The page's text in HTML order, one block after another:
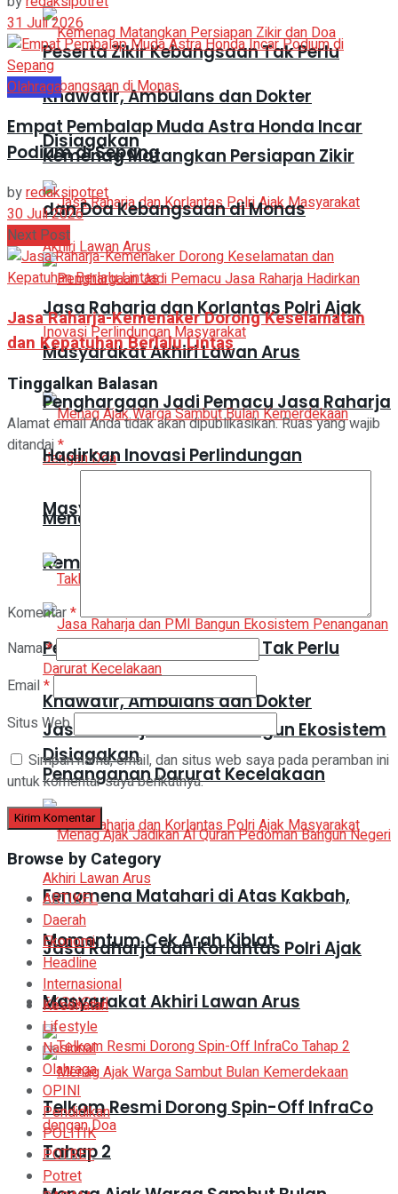
Peserta Zikir Kebangsaan Tak Perlu
Khawatir, Ambulans dan Dokter
Disiagakan
Jasa Raharja dan Korlantas Polri Ajak
Masyarakat Akhiri Lawan Arus
Menag Ajak Warga Sambut Bulan
Kemerdekaan dengan Doa
Jasa Raharja dan PMI Bangun Ekosistem
Penanganan Darurat Kecelakaan
Fenomena Matahari di Atas Kakbah,
Momentum Cek Arah Kiblat
EKONOMI
Telkom Resmi Dorong Spin-Off InfraCo
Tahap 2
Kemenag Matangkan Persiapan Zikir
dan Doa Kebangsaan di Monas
Penghargaan Jadi Pemacu Jasa Raharja
Hadirkan Inovasi Perlindungan
Masyarakat
Peserta Zikir Kebangsaan Tak Perlu
Khawatir, Ambulans dan Dokter
Disiagakan
Jasa Raharja dan Korlantas Polri Ajak
Masyarakat Akhiri Lawan Arus
31 Juli 2026
Olahraga
Empat Pembalap Muda Astra Honda Incar
Podium di Sepang
byredaksipotret
30 Juli 2026
Next Post
Jasa Raharja-Kemenaker Dorong Keselamatan
dan Kepatuhan Berlalu Lintas
Tinggalkan Balasan
Alamat email Anda tidak akan dipublikasikan.Ruas yang wajib
ditandai*
Komentar*
Nama*
Email*
Situs Web
Simpan nama, email, dan situs web saya pada peramban ini
untuk komentar saya berikutnya.
Browse by Category
ARTIKEL
Daerah
Ekonomi
Headline
Internasional
Kesehatan
Lifestyle
Nasional
Olahraga
OPINI
Pendidikan
POLITIK
POTRET
Potret